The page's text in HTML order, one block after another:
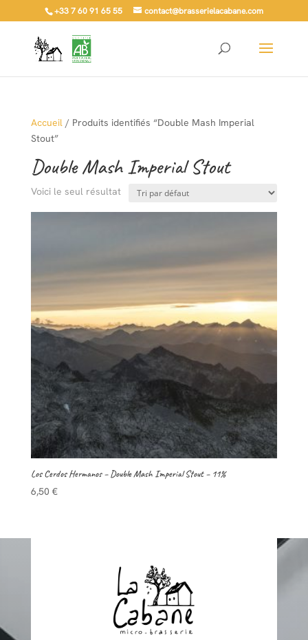
+33 7 60 91 65 55 contact@brasserielacabane.com
Accueil/ Produits identifiés “Double Mash Imperial
Stout”
Double Mash Imperial Stout
Voici le seul résultat
Los Cerdos Hermanos – Double Mash Imperial Stout – 11%
6,50 €